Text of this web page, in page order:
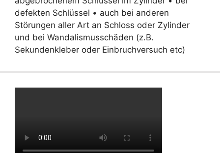
defekten Schlüssel • auch bei anderen
Störungen aller Art an Schloss oder Zylinder
und bei Wandalismusschäden (z.B.
Sekundenkleber oder Einbruchversuch etc)